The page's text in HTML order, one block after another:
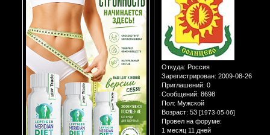
Откуда: Россия
Зарегистрирован: 2009-08-26
Приглашений: 0
Сообщений: 8698
Пол: Мужской
Возраст: 53 [1973-05-06]
Провел на форуме:
1 месяц 11 дней